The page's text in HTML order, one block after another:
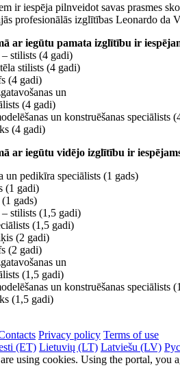
ir iespēja pilnveidot savas prasmes
profesionālās izglītības Leonardo da
ar iegūtu pamata izglītību ir
stilists (4 gadi)
stilists (4 gadi)
(4 gadi)
un
(4 gadi)
un konstruēšanas speciālists
(4 gadi)
ar iegūtu vidējo izglītību ir
un pedikīra speciālists (1 gads)
(1 gadi)
gads)
stilists (1,5 gadi)
(1,5 gadi)
(2 gadi)
(2 gadi)
un
(1,5 gadi)
un konstruēšanas speciālists
(1,5 gadi)
Privacy policy Terms of use
(ET) Lietuvių (LT) Latviešu (LV)
using cookies. Using the portal, you